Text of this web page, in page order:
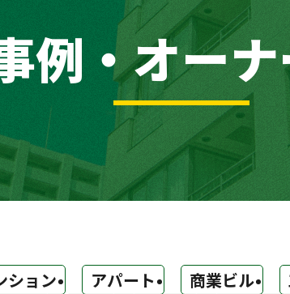
例・オー
ション アパート 商業ビル